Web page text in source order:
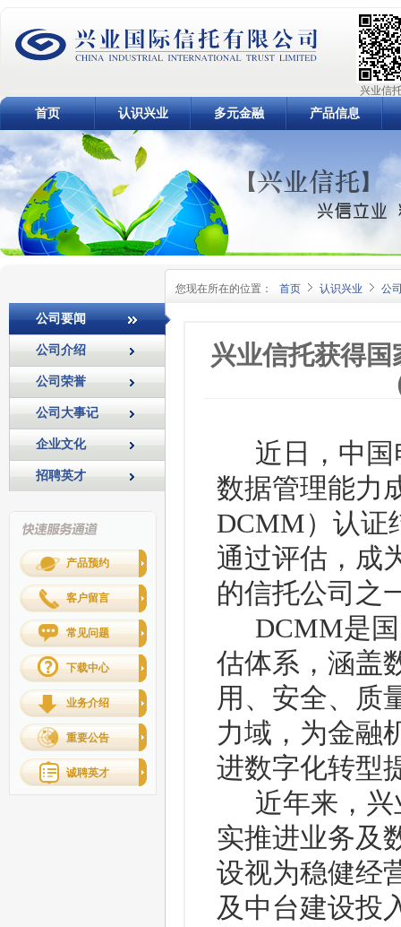
兴业信
首页 认识兴业 多元金融 产品信息
您现在所在的位置： 首页 认识兴业 公
公司要闻
公司介绍
公司荣誉
公司大事记
企业文化
招聘英才
产品预约
客户留言
常见问题
下载中心
业务介绍
重要公告
诚聘英才
兴业信托获得
近日，中
数据管理能力
DCMM）认证
通过评估，成
的信托公司之
DCMM是
估体系，涵盖
用、安全、质
力域，为金融
进数字化转型
近年来，
实推进业务及
设视为稳健经
及中台建设投